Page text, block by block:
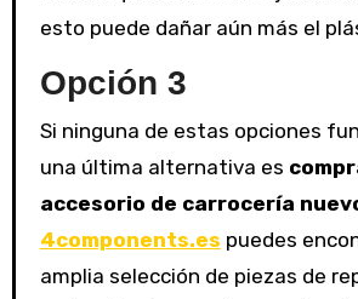
esto puede dañar aún más el
Opción 3
Si ninguna de estas opciones
una última alternativa es
accesorio de carrocería
4components.es puedes
amplia selección de piezas de